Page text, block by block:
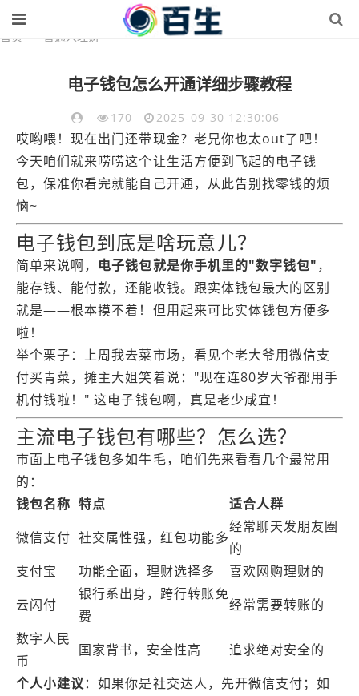
首页 普通人理财
电子钱包怎么开通详细步骤教程
170 2025-09-30 12:30:06
哎哟喂！现在出门还带现金？老兄你也太out了吧！
今天咱们就来唠唠这个让生活方便到飞起的电子钱
包，保准你看完就能自己开通，从此告别找零钱的烦
恼~
电子钱包到底是啥玩意儿？
简单来说啊， 电子钱包就是你手机里的"数字钱包"，
能存钱、能付款，还能收钱。跟实体钱包最大的区别
就是——根本摸不着！但用起来可比实体钱包方便多
啦！
举个栗子：上周我去菜市场，看见个老大爷用微信支
付买青菜，摊主大姐笑着说："现在连80岁大爷都用手
机付钱啦！" 这电子钱包啊，真是老少咸宜！
主流电子钱包有哪些？怎么选？
市面上电子钱包多如牛毛，咱们先来看看几个最常用
的：
钱包名称 特点
适合人群
微信支付 社交属性强，红包功能多
经常聊天发朋友圈
的
支付宝
功能全面，理财选择多
喜欢网购理财的
云闪付
银行系出身，跨行转账免
费
经常需要转账的
数字人民
币
国家背书，安全性高
追求绝对安全的
个人小建议：如果你是社交达人，先开微信支付；如